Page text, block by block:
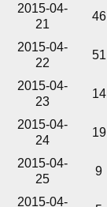
2015-04-
21
46
2015-04-
22
51
2015-04-
23
14
2015-04-
24
19
2015-04-
25
9
2015-04-